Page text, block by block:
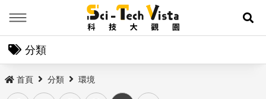
展
分類
首頁 分類 環境